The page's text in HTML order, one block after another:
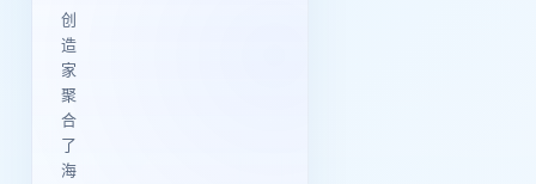
创
造
家
聚
合
了
海